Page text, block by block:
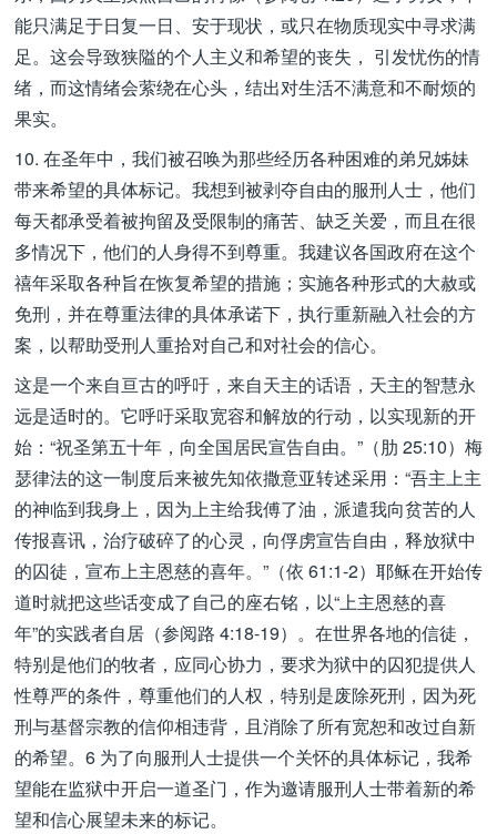
能只满足于日复一日、安于现状，或只在物质现实中寻求满
足。这会导致狭隘的个人主义和希望的丧失， 引发忧伤的情
绪，而这情绪会萦绕在心头，结出对生活不满意和不耐烦的
果实。
10. 在圣年中，我们被召唤为那些经历各种困难的弟兄姊妹
带来希望的具体标记。我想到被剥夺自由的服刑人士，他们
每天都承受着被拘留及受限制的痛苦、缺乏关爱，而且在很
多情况下，他们的人身得不到尊重。我建议各国政府在这个
禧年采取各种旨在恢复希望的措施；实施各种形式的大赦或
免刑，并在尊重法律的具体承诺下，执行重新融入社会的方
案，以帮助受刑人重拾对自己和对社会的信心。
这是一个来自亘古的呼吁，来自天主的话语，天主的智慧永
远是适时的。它呼吁采取宽容和解放的行动，以实现新的开
始：“祝圣第五十年，向全国居民宣告自由。”（肋 25:10）梅
瑟律法的这一制度后来被先知依撒意亚转述采用：“吾主上主
的神临到我身上，因为上主给我傅了油，派遣我向贫苦的人
传报喜讯，治疗破碎了的心灵，向俘虏宣告自由，释放狱中
的囚徒，宣布上主恩慈的喜年。”（依 61:1-2）耶稣在开始传
道时就把这些话变成了自己的座右铭，以“上主恩慈的喜
年”的实践者自居（参阅路 4:18-19）。在世界各地的信徒，
特别是他们的牧者，应同心协力，要求为狱中的囚犯提供人
性尊严的条件，尊重他们的人权，特别是废除死刑，因为死
刑与基督宗教的信仰相违背，且消除了所有宽恕和改过自新
的希望。6 为了向服刑人士提供一个关怀的具体标记，我希
望能在监狱中开启一道圣门，作为邀请服刑人士带着新的希
望和信心展望未来的标记。